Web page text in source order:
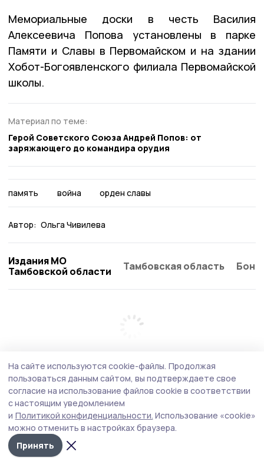
Мемориальные доски в честь Василия
Алексеевича Попова установлены в парке
Памяти и Славы в Первомайском и на здании
Хобот-Богоявленского филиала Первомайской
школы.
Материал по теме:
Герой Советского Союза Андрей Попов: от
заряжающего до командира орудия
память война орден славы
Автор: Ольга Чивилева
Издания МО
Тамбовской области
Тамбовская область
На сайте используются cookie-файлы. Продолжая
пользоваться данным сайтом, вы подтверждаете свое
согласие на использование файлов cookie в соответствии
с настоящим уведомлением
и Политикой конфиденциальности. Использование «cookie»
можно отменить в настройках браузера.
Принять